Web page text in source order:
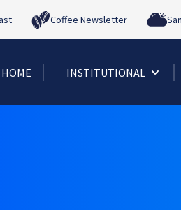
Coffee Newsletter
HOME INSTITUTIONAL